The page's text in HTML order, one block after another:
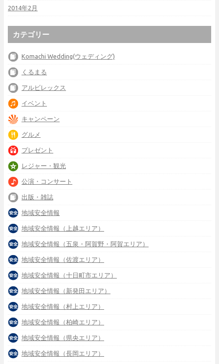
2014年2月
カテゴリー
Komachi Wedding(ウェディング)
くるまる
アルビレックス
イベント
キャンペーン
グルメ
プレゼント
レジャー・観光
公演・コンサート
出版・雑誌
地域安全情報
地域安全情報（上越エリア）
地域安全情報（五泉・阿賀野・阿賀エリア）
地域安全情報（佐渡エリア）
地域安全情報（十日町市エリア）
地域安全情報（新発田エリア）
地域安全情報（村上エリア）
地域安全情報（柏崎エリア）
地域安全情報（県央エリア）
地域安全情報（長岡エリア）